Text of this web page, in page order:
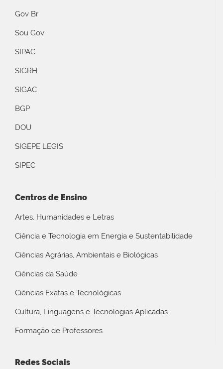
Gov Br
Sou Gov
SIPAC
SIGRH
SIGAC
BGP
DOU
SIGEPE LEGIS
SIPEC
Centros de Ensino
Artes, Humanidades e Letras
Ciência e Tecnologia em Energia e Sustentabilidade
Ciências Agrárias, Ambientais e Biológicas
Ciências da Saúde
Ciências Exatas e Tecnológicas
Cultura, Linguagens e Tecnologias Aplicadas
Formação de Professores
Redes Sociais